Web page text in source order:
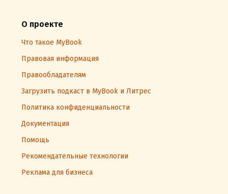
О проекте
Что такое MyBook
Правовая информация
Правообладателям
Загрузить подкаст в MyBook и Литрес
Политика конфиденциальности
Документация
Помощь
Рекомендательные технологии
Реклама для бизнеса